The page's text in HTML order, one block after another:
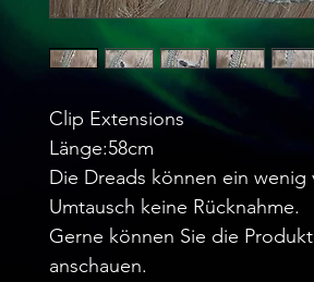
Clip Extensions
Länge:58cm
Die Dreads können ein
Umtausch keine Rücknahme.
Gerne können Sie die
anschauen.